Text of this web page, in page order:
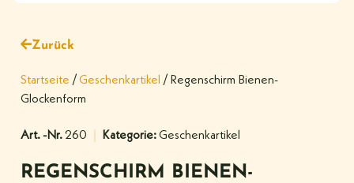
Zurück
Startseite /Geschenkartikel / Regenschirm Bienen-
Glockenform
Art. -Nr.260 Kategorie:Geschenkartikel
REGENSCHIRM BIENEN-